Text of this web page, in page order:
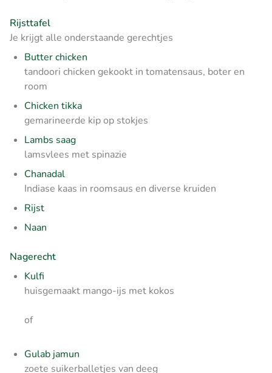
Rijsttafel
Je krijgt alle onderstaande gerechtjes
Butter chicken
tandoori chicken gekookt in tomatensaus, boter en
room
Chicken tikka
gemarineerde kip op stokjes
Lambs saag
lamsvlees met spinazie
Chanadal
Indiase kaas in roomsaus en diverse kruiden
Rijst
Naan
Nagerecht
Kulfi
huisgemaakt mango-ijs met kokos
of
Gulab jamun
zoete suikerballetjes van deeg